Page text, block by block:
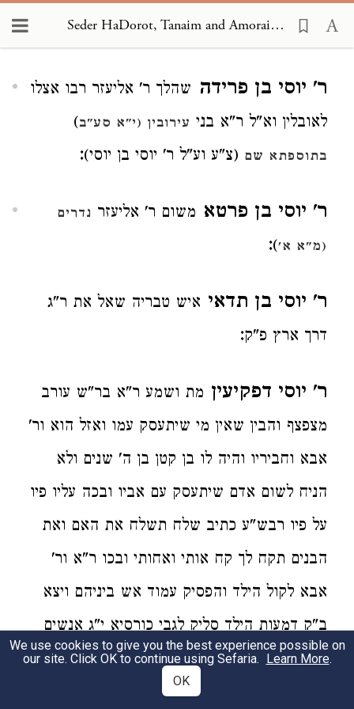
Seder HaDorot, Tanaim and Amoraim 1920
ר' יוסי בן פרידה שהלך ר' אליעזר רבו אצלו
לאובלין וא"ל ר"א בני עירובין (י"א סע"ב)
בתוספתא שם (צ"ע וע"ל ר' יוסי בן יוסי):
ר' יוסי בן פרטא משום ר' אליעזר נדרים
(מ"א א')
:
ר' יוסי בן תדאי איש טבריה שאל את ר"ג
דרך ארץ פ"ק:
ר' יוסי דפקיעין מת ושמע ר"א בר"ש עורב
מצפצף והבין שאין מי שיתעסק עמו ואזל הוא ור'
אבא וחביריו והיה לו בן קטן בן ה' שנים ולא
הניח לשום אדם שיתעסק עם אביו ובכה עליו פיו
על פיו רבש"ע כתיב שלח תשלח את האם ואת
הבנים תקח לך קח אותי ואחותי ובכו ר"א ור'
אבא לקול הילד והפסיק עמוד אש ביניהם ויצא
ב"ק דמעות הילד סליק לגבי כורסיא י"ג אנשים
ניתן בגינך ואוסיפו לך כ"ב שנים שתלמוד עם
הילד ופתח ר"י עיניו וא"ל ר"י אחר י"ג שנים יגלה
We use cookies to give you the best experience possible on
our site. Click OK to continue using Sefaria. Learn More.
OK